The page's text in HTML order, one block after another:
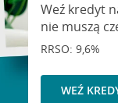
Weź kredyt
nie muszą
RRSO: 9,6%
WEŹ